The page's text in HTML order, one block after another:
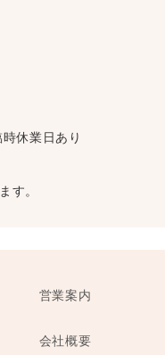
休業日あり
す。
営業案内
会社概要